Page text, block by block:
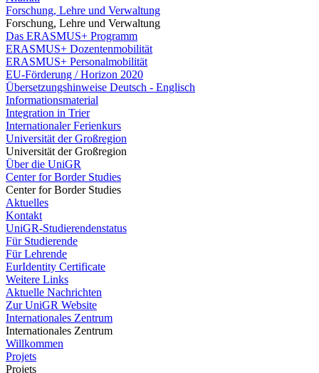
Forschung, Lehre und Verwaltung
Forschung, Lehre und Verwaltung
Das ERASMUS+ Programm
ERASMUS+ Dozentenmobilität
ERASMUS+ Personalmobilität
EU-Förderung / Horizon 2020
Übersetzungshinweise Deutsch - Englisch
Informationsmaterial
Integration in Trier
Internationaler Ferienkurs
Universität der Großregion
Universität der Großregion
Über die UniGR
Center for Border Studies
Center for Border Studies
Aktuelles
Kontakt
UniGR-Studierendenstatus
Für Studierende
Für Lehrende
EurIdentity Certificate
Weitere Links
Aktuelle Nachrichten
Zur UniGR Website
Internationales Zentrum
Internationales Zentrum
Willkommen
Projets
Projets